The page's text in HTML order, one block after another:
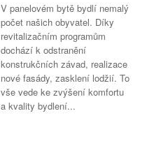
V panelovém bytě bydlí nemalý
počet našich obyvatel. Díky
revitalizačním programům
dochází k odstranění
konstrukčních závad, realizace
nové fasády, zasklení lodžií. To
vše vede ke zvýšení komfortu
a kvality bydlení...